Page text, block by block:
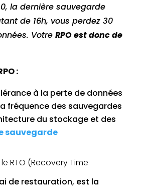
la dernière sauvegarde
de 16h, vous perdez 30
Votre RPO est donc de
:
à la perte de données
fréquence des sauvegardes
du stockage et des
sauvegarde
RTO (Recovery Time
de restauration, est la